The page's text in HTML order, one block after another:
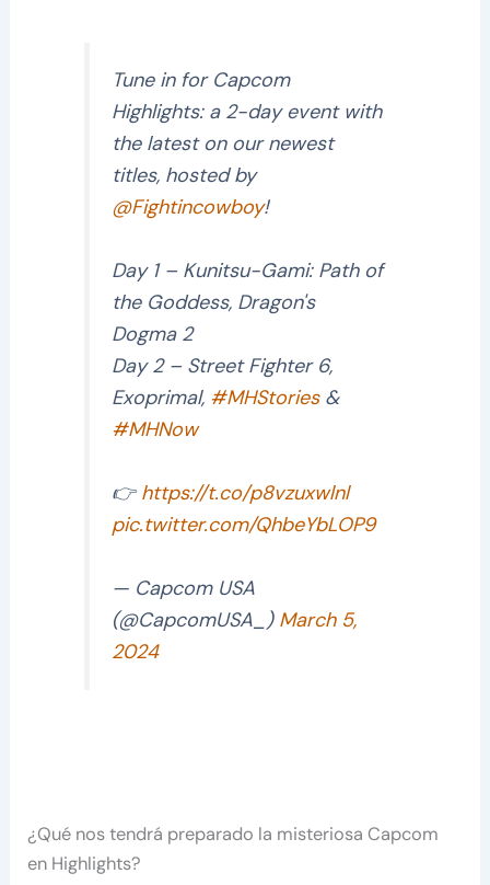
Tune in for Capcom
Highlights: a 2-day event with
the latest on our newest
titles, hosted by
@Fightincowboy!
Day 1 – Kunitsu-Gami: Path of
the Goddess, Dragon's
Dogma 2
Day 2 – Street Fighter 6,
Exoprimal, #MHStories&
#MHNow
👉https://t.co/p8vzuxwlnl
pic.twitter.com/QhbeYbLOP9
— Capcom USA
(@CapcomUSA_) March 5,
2024
¿Qué nos tendrá preparado la misteriosa Capcom
en Highlights?